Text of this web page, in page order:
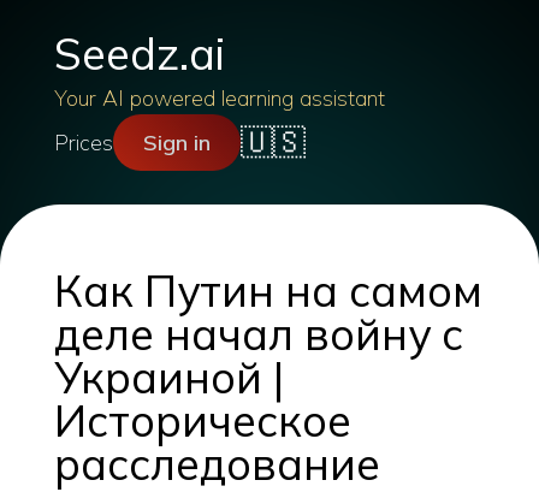
Seedz.ai
Your AI powered learning assistant
Prices
Sign in 🇺🇸
Как Путин на самом
деле начал войну с
Украиной |
Историческое
расследование